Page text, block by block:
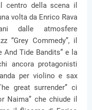
centro della scena il
volta da Enrico Rava
dalle atmosfere
“Grey Commedy”, il
And Tide Bandits” e la
ancora protagonisti
per violino e sax
great surrender” ci
Naima” che chiude il